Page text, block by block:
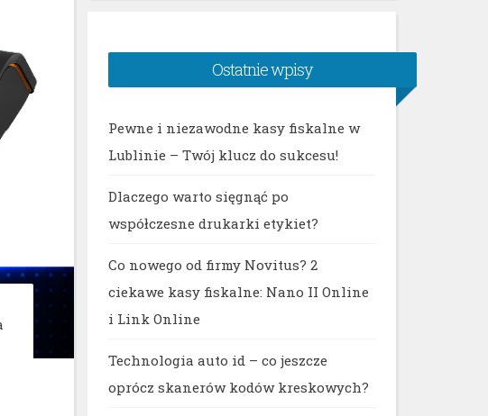
Ostatnie wpisy
Pewne i niezawodne kasy fiskalne w
Lublinie – Twój klucz do sukcesu!
Dlaczego warto sięgnąć po
współczesne drukarki etykiet?
Co nowego od firmy Novitus? 2
ciekawe kasy fiskalne: Nano II Online
i Link Online
Technologia auto id – co jeszcze
oprócz skanerów kodów kreskowych?